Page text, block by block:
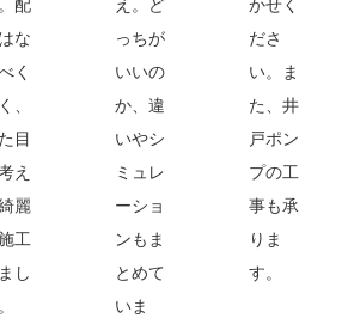
配
な
く
、
目
え
麗
工
し
え。ど
っちが
いいの
か、違
いやシ
ミュレ
ーショ
ンもま
とめて
いま
かせく
ださ
い。ま
た、井
戸ポン
プの工
事も承
りま
す。